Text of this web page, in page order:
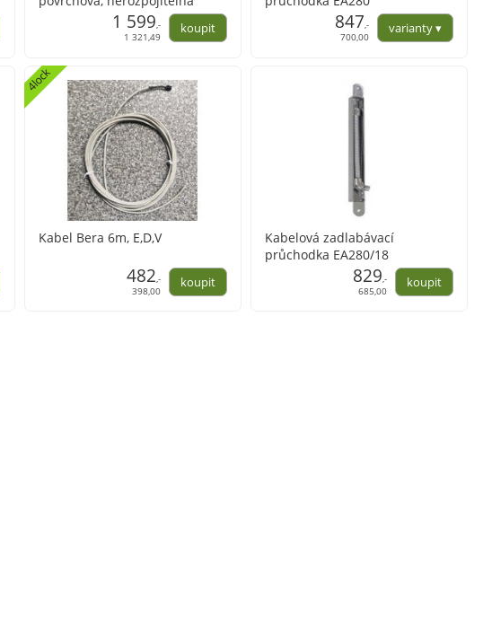
1 599,-
1 321,49
258x23x16mm847,-
700,00
Kabel Bera 6m, E,D,V
4lock
482,-
398,00
Kabelová zadlabávací
průchodka EA280/18
829,-
685,00